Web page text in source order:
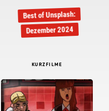
Best of Unsplash:
Dezember 2024
KURZFILME